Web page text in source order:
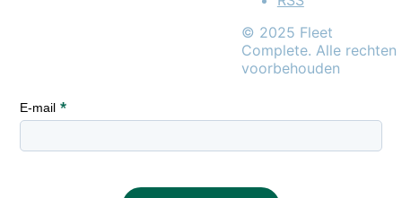
© 2025 Fleet
Complete. Alle rechten
voorbehouden